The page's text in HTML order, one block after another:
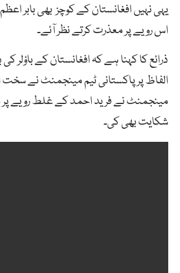
یہی نہیں افغانستان کے کوچز بھی بابر
اس رویے پر معذرت کرتے نظر آئے۔
ذرائع کا کہنا ہے کہ افغانستان کے باؤلر کی
الفاظ پر پاکستانی ٹیم مینجمنٹ نے سخت
مینجمنٹ نے فرید احمد کے غلط رویے
شکایت بھی کی۔